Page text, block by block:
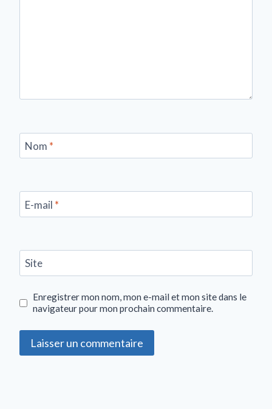
Nom *
E-mail *
Site
Enregistrer mon nom, mon e-mail et mon site dans le
navigateur pour mon prochain commentaire.